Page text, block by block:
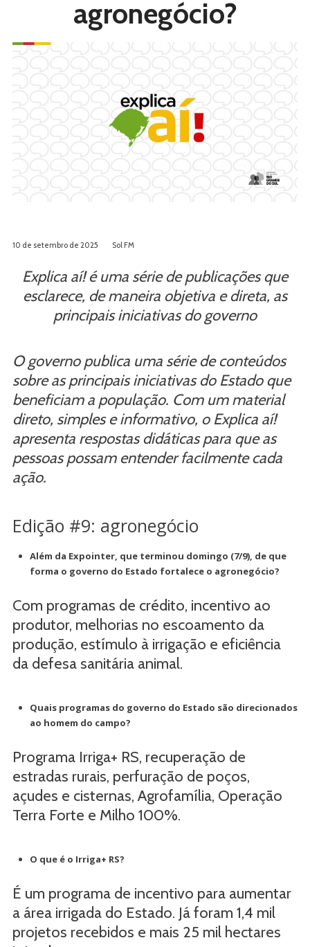
agronegócio?
10 de setembro de 2025 Sol FM
Explica aí! é uma série de publicações que
esclarece, de maneira objetiva e direta, as
principais iniciativas do governo
O governo publica uma série de conteúdos
sobre as principais iniciativas do Estado que
beneficiam a população. Com um material
direto, simples e informativo, o Explica aí!
apresenta respostas didáticas para que as
pessoas possam entender facilmente cada
ação.
Edição #9: agronegócio
Além da Expointer, que terminou domingo (7/9), de que
forma o governo do Estado fortalece o agronegócio?
Com programas de crédito, incentivo ao
produtor, melhorias no escoamento da
produção, estímulo à irrigação e eficiência
da defesa sanitária animal.
Quais programas do governo do Estado são direcionados
ao homem do campo?
Programa Irriga+ RS, recuperação de
estradas rurais, perfuração de poços,
açudes e cisternas, Agrofamília, Operação
Terra Forte e Milho 100%.
O que é o Irriga+ RS?
É um programa de incentivo para aumentar
a área irrigada do Estado. Já foram 1,4 mil
projetos recebidos e mais 25 mil hectares